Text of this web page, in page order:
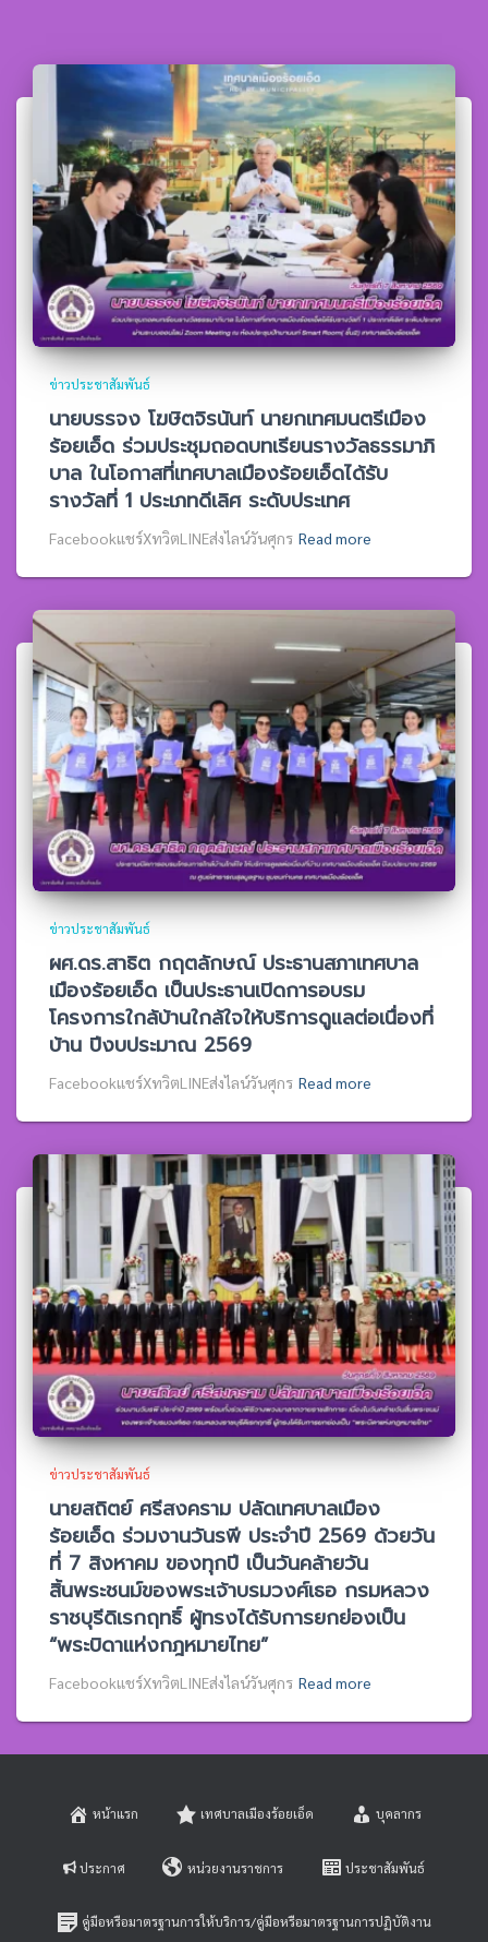
ข่าวประชาสัมพันธ์
นายบรรจง โฆษิตจิรนันท์ นายกเทศมนตรีเมือง
ร้อยเอ็ด ร่วมประชุมถอดบทเรียนรางวัลธรรมาภิ
บาล ในโอกาสที่เทศบาลเมืองร้อยเอ็ดได้รับ
รางวัลที่ 1 ประเภทดีเลิศ ระดับประเทศ
Facebookแชร์XทวิตLINEส่งไลน์วันศุกร Read more
ข่าวประชาสัมพันธ์
ผศ.ดร.สาธิต กฤตลักษณ์ ประธานสภาเทศบาล
เมืองร้อยเอ็ด เป็นประธานเปิดการอบรม
โครงการใกล้บ้านใกล้ใจให้บริการดูแลต่อเนื่องที่
บ้าน ปีงบประมาณ 2569
Facebookแชร์XทวิตLINEส่งไลน์วันศุกร Read more
ข่าวประชาสัมพันธ์
นายสถิตย์ ศรีสงคราม ปลัดเทศบาลเมือง
ร้อยเอ็ด ร่วมงานวันรพี ประจำปี 2569 ด้วยวัน
ที่ 7 สิงหาคม ของทุกปี เป็นวันคล้ายวัน
สิ้นพระชนม์ของพระเจ้าบรมวงศ์เธอ กรมหลวง
ราชบุรีดิเรกฤทธิ์ ผู้ทรงได้รับการยกย่องเป็น
“พระบิดาแห่งกฎหมายไทย”
Facebookแชร์XทวิตLINEส่งไลน์วันศุกร Read more
หน้าแรก เทศบาลเมืองร้อยเอ็ด บุคลากร
ประกาศ หน่วยงานราชการ ประชาสัมพันธ์
คู่มือหรือมาตรฐานการให้บริการ/คู่มือหรือมาตรฐานการปฏิบัติงาน